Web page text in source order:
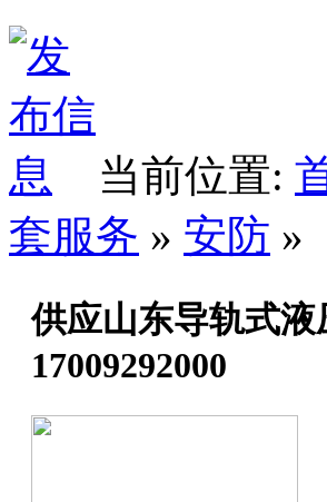
当前位置:
套服务 » 安防 »
供应山东导轨式
17009292000